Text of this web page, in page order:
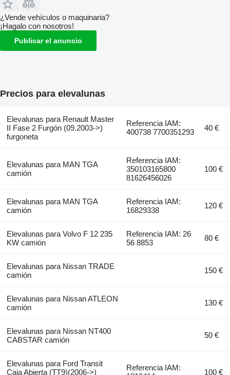
¿Vende vehículos o maquinaria?
¡Hagalo con nosotros!
Publicar el anuncio
Precios para elevalunas
Elevalunas para Renault Master
II Fase 2 Furgón (09.2003->)
furgoneta
Referencia IAM:
400738 7700351293
40 €
Elevalunas para MAN TGA
camión
Referencia IAM:
350103165800
81626456026
100 €
Elevalunas para MAN TGA
camión
Referencia IAM:
16829338
120 €
Elevalunas para Volvo F 12 235
KW camión
Referencia IAM: 26
56 8853
80 €
Elevalunas para Nissan TRADE
camión
150 €
Elevalunas para Nissan ATLEON
camión
130 €
Elevalunas para Nissan NT400
CABSTAR camión
50 €
Elevalunas para Ford Transit
Caja Abierta (TT9)(2006->)
Referencia IAM:
100 €